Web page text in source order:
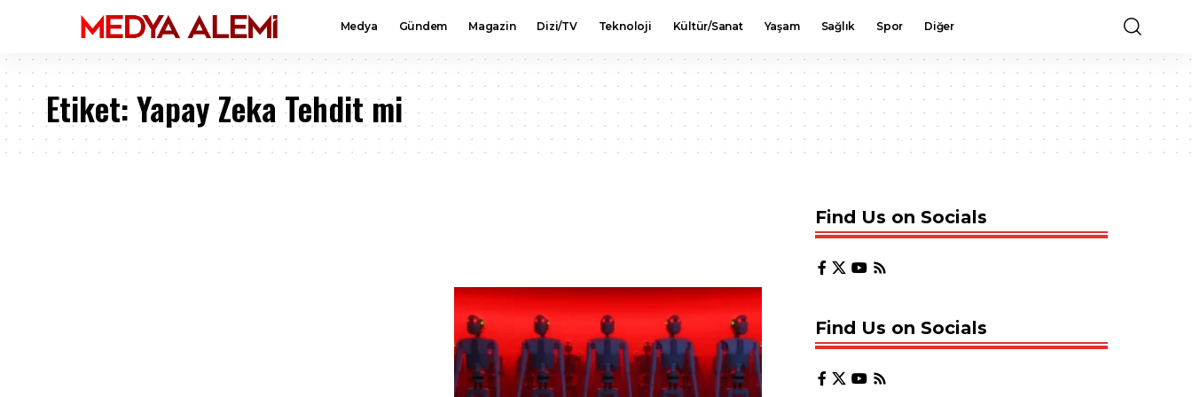
Medya Gündem Magazin Dizi/TV Teknoloji Kültür/Sanat Yaşam Sağlık Spor Diğer
Etiket:Yapay Zeka Tehdit mi
Find Us on Socials
Find Us on Socials